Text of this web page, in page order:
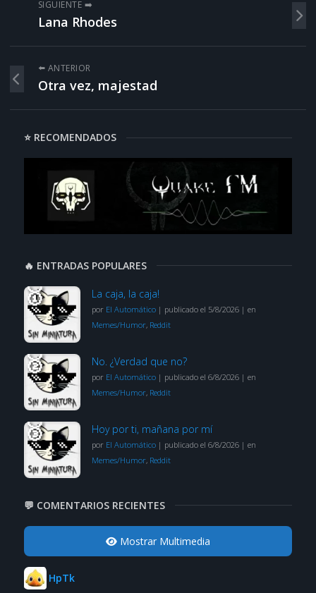
SIGUIENTE ➡️
Lana Rhodes
⬅️ ANTERIOR
Otra vez, majestad
⭐ RECOMENDADOS
🔥 ENTRADAS POPULARES
La caja, la caja!
por El Automático| publicado el 5/8/2026| en
Memes/Humor, Reddit
No. ¿Verdad que no?
por El Automático| publicado el 6/8/2026| en
Memes/Humor, Reddit
Hoy por ti, mañana por mí
por El Automático| publicado el 6/8/2026| en
Memes/Humor, Reddit
💬 COMENTARIOS RECIENTES
Mostrar Multimedia
HpTk